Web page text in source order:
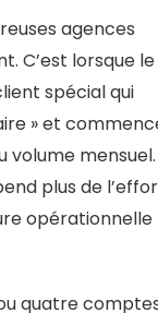
agences
C’est lorsque le
spécial qui
» et
mensuel.
plus de
opérationnelle
quatre